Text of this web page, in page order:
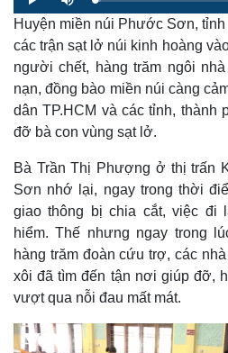
P
l
a
y
M
u
t
e
L
o
a
d
e
d
2
.
4
8
Huyện miền núi Phước Sơn,
các trận sạt lở núi kinh hoàng
người chết, hàng trăm ngôi
nạn, đồng bào miền núi càng
dân TP.HCM và các tỉnh, thành
đỡ bà con vùng sạt lở.
Bà Trần Thị Phượng ở thị trấn
Sơn nhớ lại, ngay trong thời
giao thông bị chia cắt, việc đi
hiểm. Thế nhưng ngay trong
hàng trăm đoàn cứu trợ, các
xôi đã tìm đến tận nơi giúp đỡ,
vượt qua nỗi đau mất mát.